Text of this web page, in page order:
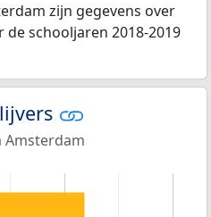
zijn gegevens over
schooljaren 2018-2019
Amsterdam